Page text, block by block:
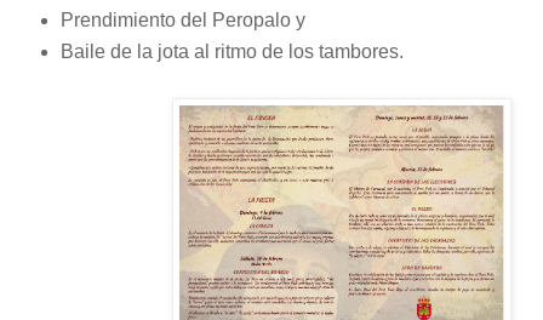
Prendimiento del Peropalo y
Baile de la jota al ritmo de los tambores.